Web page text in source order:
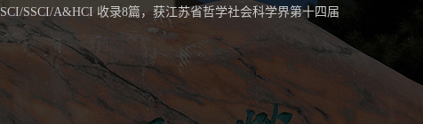
SCI/SSCI/A&HCI 收录8篇， 获江苏省哲学社会科学界第十四届